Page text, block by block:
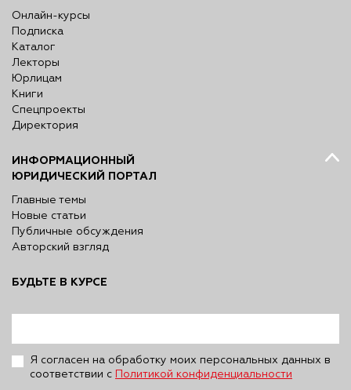
Онлайн-курсы
Подписка
Каталог
Лекторы
Юрлицам
Книги
Спецпроекты
Директория
ИНФОРМАЦИОННЫЙ
ЮРИДИЧЕСКИЙ ПОРТАЛ
Главные темы
Новые статьи
Публичные обсуждения
Авторский взгляд
БУДЬТЕ В КУРСЕ
Я согласен на обработку моих персональных данных в
соответствии с
Политикой конфиденциальности